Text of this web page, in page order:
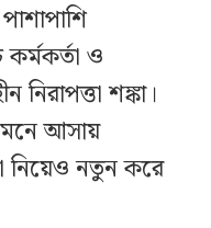
ও
নিরাপত্তা শঙ্কা।
আসায়
নিয়েও নতুন করে